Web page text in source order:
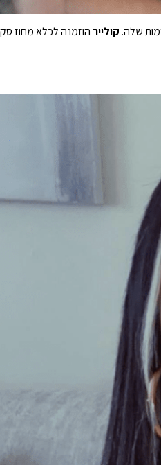
קולייר הוזמנה לכלא מחוז